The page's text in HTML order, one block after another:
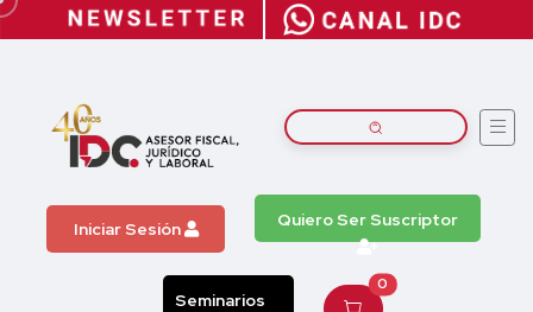
Iniciar Sesión Quiero Ser Suscriptor
Seminarios
0